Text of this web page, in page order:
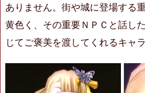
ありません。街や城に登場する
黄色く、その重要ＮＰＣと話し
じてご褒美を渡してくれるキャ